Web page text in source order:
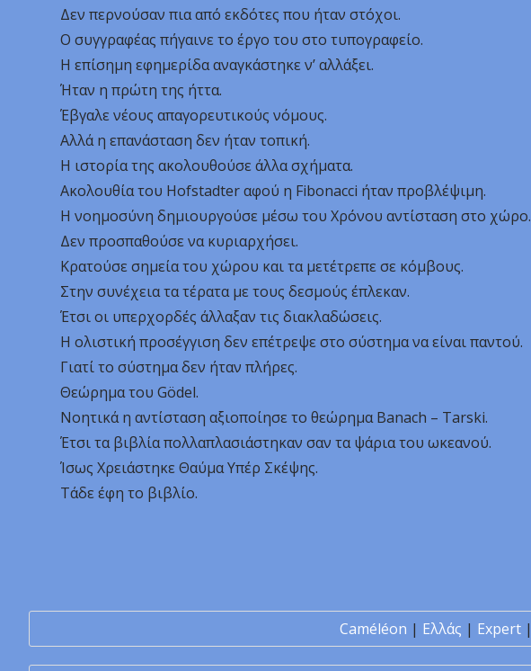
Δεν περνούσαν πια από εκδότες που ήταν στόχοι.
Ο συγγραφέας πήγαινε το έργο του στο τυπογραφείο.
Η επίσημη εφημερίδα αναγκάστηκε ν’ αλλάξει.
Ήταν η πρώτη της ήττα.
Έβγαλε νέους απαγορευτικούς νόμους.
Αλλά η επανάσταση δεν ήταν τοπική.
Η ιστορία της ακολουθούσε άλλα σχήματα.
Ακολουθία του Hofstadter αφού η Fibonacci ήταν προβλέψιμη.
Η νοημοσύνη δημιουργούσε μέσω του Χρόνου αντίσταση στο χώρο.
Δεν προσπαθούσε να κυριαρχήσει.
Κρατούσε σημεία του χώρου και τα μετέτρεπε σε κόμβους.
Στην συνέχεια τα τέρατα με τους δεσμούς έπλεκαν.
Έτσι οι υπερχορδές άλλαξαν τις διακλαδώσεις.
Η ολιστική προσέγγιση δεν επέτρεψε στο σύστημα να είναι παντού.
Γιατί το σύστημα δεν ήταν πλήρες.
Θεώρημα του Gödel.
Νοητικά η αντίσταση αξιοποίησε το θεώρημα Banach – Tarski.
Έτσι τα βιβλία πολλαπλασιάστηκαν σαν τα ψάρια του ωκεανού.
Ίσως Χρειάστηκε Θαύμα Υπέρ Σκέψης.
Τάδε έφη το βιβλίο.
Caméléon | Ελλάς | Expert |